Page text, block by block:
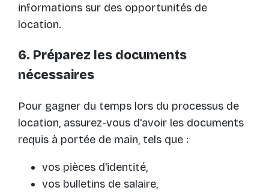
informations sur des opportunités de
location.
6. Préparez les documents
nécessaires
Pour gagner du temps lors du processus de
location, assurez-vous d'avoir les documents
requis à portée de main, tels que :
vos pièces d'identité,
vos bulletins de salaire,